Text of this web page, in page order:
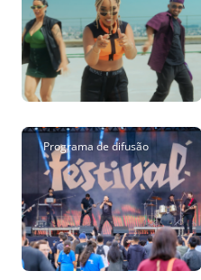
Programa de difusão